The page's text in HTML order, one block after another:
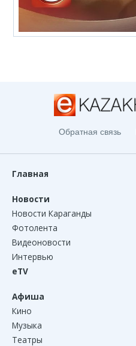
Обратная связь
Главная
Новости
Новости Караганды
Фотолента
Видеоновости
Интервью
eTV
Афиша
Кино
Музыка
Театры